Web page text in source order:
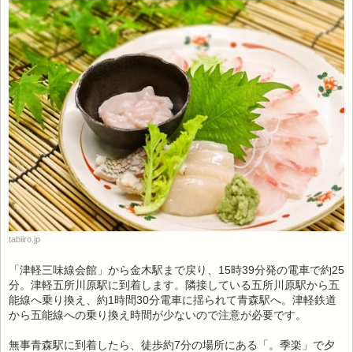
tabiiro.jp
「津軽三味線会館」から金木駅まで戻り、15時39分発の電車で約25
分。津軽五所川原駅に到着します。隣接している五所川原駅から五
能線へ乗り換え、約1時間30分電車に揺られて青森駅へ。津軽鉄道
から五能線への乗り換え時間が少ないので注意が必要です。
無事青森駅に到着したら、徒歩約7分の場所にある「。季楽」で夕